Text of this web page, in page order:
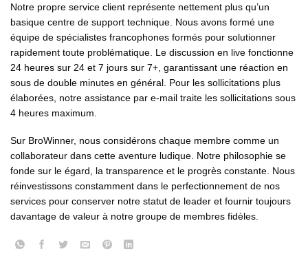
Notre propre service client représente nettement plus qu’un
basique centre de support technique. Nous avons formé une
équipe de spécialistes francophones formés pour solutionner
rapidement toute problématique. Le discussion en live fonctionne
24 heures sur 24 et 7 jours sur 7+, garantissant une réaction en
sous de double minutes en général. Pour les sollicitations plus
élaborées, notre assistance par e-mail traite les sollicitations sous
4 heures maximum.
Sur BroWinner, nous considérons chaque membre comme un
collaborateur dans cette aventure ludique. Notre philosophie se
fonde sur le égard, la transparence et le progrès constante. Nous
réinvestissons constamment dans le perfectionnement de nos
services pour conserver notre statut de leader et fournir toujours
davantage de valeur à notre groupe de membres fidèles.